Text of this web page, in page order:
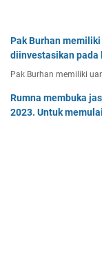
Pak Burhan
diinvestasikan pada
Pak Burhan memiliki
Rumna membuka
2023. Untuk